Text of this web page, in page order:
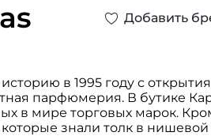
Добавить
в 1995 году с
парфюмерия. В бутике
в мире торговых марок.
знали толк в